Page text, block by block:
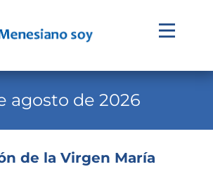
agosto de 2026
de la Virgen María